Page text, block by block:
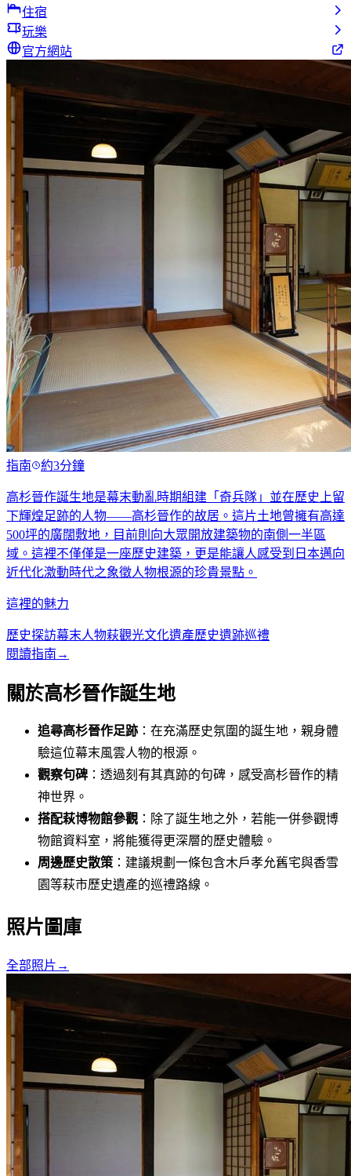
住宿
玩樂
官方網站
指南 約3分鐘
高杉晉作誕生地是幕末動亂時期組建「奇兵隊」並在歷史上留
下輝煌足跡的人物——高杉晉作的故居。這片土地曾擁有高達
500坪的廣闊敷地，目前則向大眾開放建築物的南側一半區
域。這裡不僅僅是一座歷史建築，更是能讓人感受到日本邁向
近代化激動時代之象徵人物根源的珍貴景點。
這裡的魅力
歷史探訪幕末人物萩觀光文化遺產歷史遺跡巡禮
閱讀指南 →
關於高杉晉作誕生地
追尋高杉晉作足跡：在充滿歷史氛圍的誕生地，親身體
驗這位幕末風雲人物的根源。
觀察句碑 ：透過刻有其真跡的句碑，感受高杉晉作的精
神世界。
搭配萩博物館參觀 ：除了誕生地之外，若能一併參觀博
物館資料室，將能獲得更深層的歷史體驗。
周邊歷史散策：建議規劃一條包含木戶孝允舊宅與香雪
園等萩市歷史遺產的巡禮路線。
照片圖庫
全部照片 →